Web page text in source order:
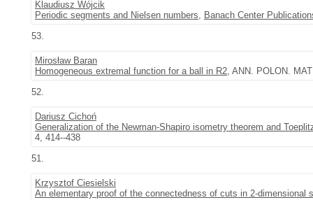
Klaudiusz Wójcik
Periodic segments and Nielsen numbers, Banach Center
53.
Mirosław Baran
Homogeneous extremal function for a ball in R2, ANN. POLON.
52.
Dariusz Cichoń
Generalization of the Newman-Shapiro isometry theorem and
4, 414--438
51.
Krzysztof Ciesielski
An elementary proof of the connectedness of cuts in 2-dimensional